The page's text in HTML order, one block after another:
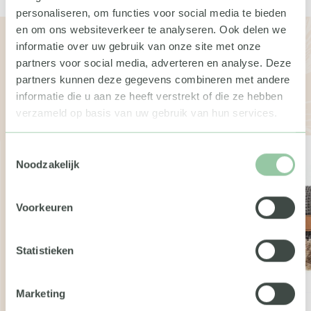
personaliseren, om functies voor social media te bieden
en om ons websiteverkeer te analyseren. Ook delen we
informatie over uw gebruik van onze site met onze
partners voor social media, adverteren en analyse. Deze
partners kunnen deze gegevens combineren met andere
informatie die u aan ze heeft verstrekt of die ze hebben
verzameld op basis van uw gebruik van hun services.
Noodzakelijk
Voorkeuren
Statistieken
Marketing
Bekijk de andere boxen
Wil je meer weten over de geschenken of pakketten?
Neem dan gerust contact met ons op. We vertellen je
graag meer.